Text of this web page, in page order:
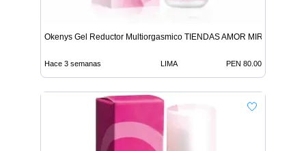
Okenys Gel Reductor Multiorgasmico TIENDAS AMOR MIRAFLORES
Hace 3 semanas LIMA PEN 80.00